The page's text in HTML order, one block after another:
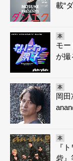
載“
本
モー
が撮
本
岡田
本
『
砦』